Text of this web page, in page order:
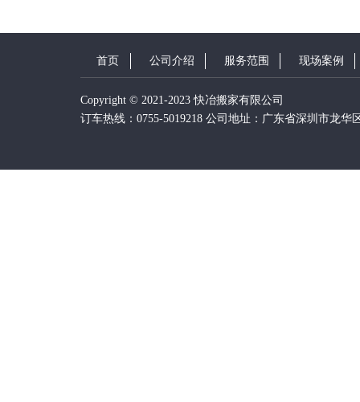
首页 公司介绍 服务范围 现场案例
Copyright © 2021-2023 快冶搬家有限公司
订车热线：0755-5019218 公司地址：广东省深圳市龙华